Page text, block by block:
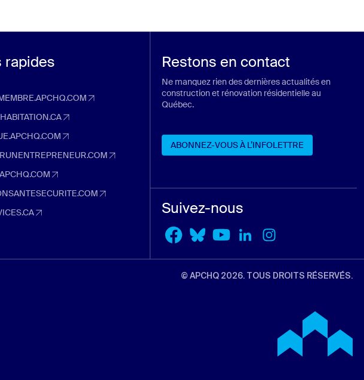
rapides
(Ouvre dans un nouvel onglet)
(Ouvre dans un nouvel onglet)
Restons en contact
Ne manquez rien des dernières actualités en
construction et rénovation résidentielle au
Québec.
ABONNEZ-VOUS À L’INFOLETTRE
Suivez-nous
© APCHQ 2026. TOUS DROITS RÉSERVÉS.